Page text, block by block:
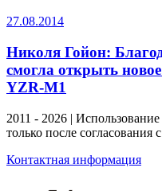
27.08.2014
Николя Гойон:
смогла открыть
YZR-M1
2011 - 2026 |
только после согласования
Контактная информация